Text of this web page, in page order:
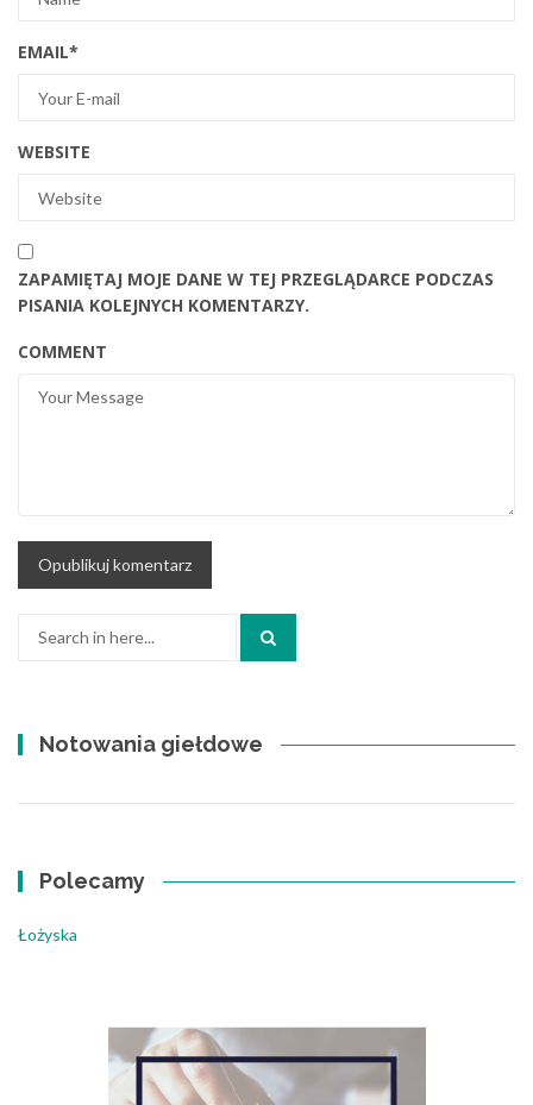
EMAIL*
WEBSITE
ZAPAMIĘTAJ MOJE DANE W TEJ PRZEGLĄDARCE PODCZAS
PISANIA KOLEJNYCH KOMENTARZY.
COMMENT
Search
Notowania giełdowe
Polecamy
Łożyska